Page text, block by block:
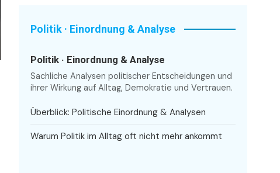
Politik · Einordnung & Analyse
Politik · Einordnung & Analyse
Sachliche Analysen politischer Entscheidungen und
ihrer Wirkung auf Alltag, Demokratie und Vertrauen.
Überblick: Politische Einordnung & Analysen
Warum Politik im Alltag oft nicht mehr ankommt